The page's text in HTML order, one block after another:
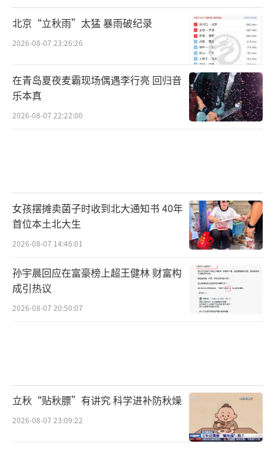
北京“立秋雨”太猛 暴雨破纪录
2026-08-07 23:26:26
在青岛夏夜麦霸现场偶遇李行亮 回归音
乐本真
2026-08-07 22:22:00
女孩摆摊卖菌子时收到北大通知书 40年
首位本土北大生
2026-08-07 14:46:01
孙宇晨回应在富豪榜上超王健林 财富构
成引热议
2026-08-07 20:50:07
立秋“贴秋膘”有讲究 科学进补防秋燥
2026-08-07 23:09:22